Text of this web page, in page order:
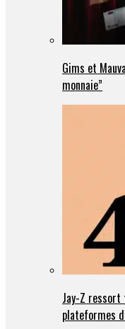
Gims et
monnaie”
Jay-Z
plateformes